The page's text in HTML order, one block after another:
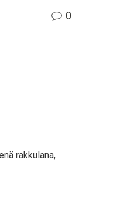
0
rakkulana,